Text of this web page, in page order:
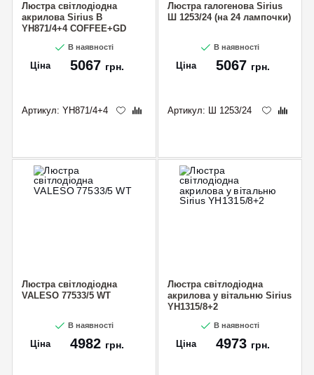
Люстра світлодіодна
акрилова Sirius B
YH871/4+4 COFFEE+GD
В наявності
Ціна 5067 грн.
Артикул: YH871/4+4
Люстра галогенова Sirius
Ш 1253/24 (на 24 лампочки)
В наявності
Ціна 5067 грн.
Артикул: Ш 1253/24
Люстра світлодіодна
VALESO 77533/5 WT
В наявності
Ціна 4982 грн.
Люстра світлодіодна
акрилова у вітальню Sirius
YH1315/8+2
В наявності
Ціна 4973 грн.